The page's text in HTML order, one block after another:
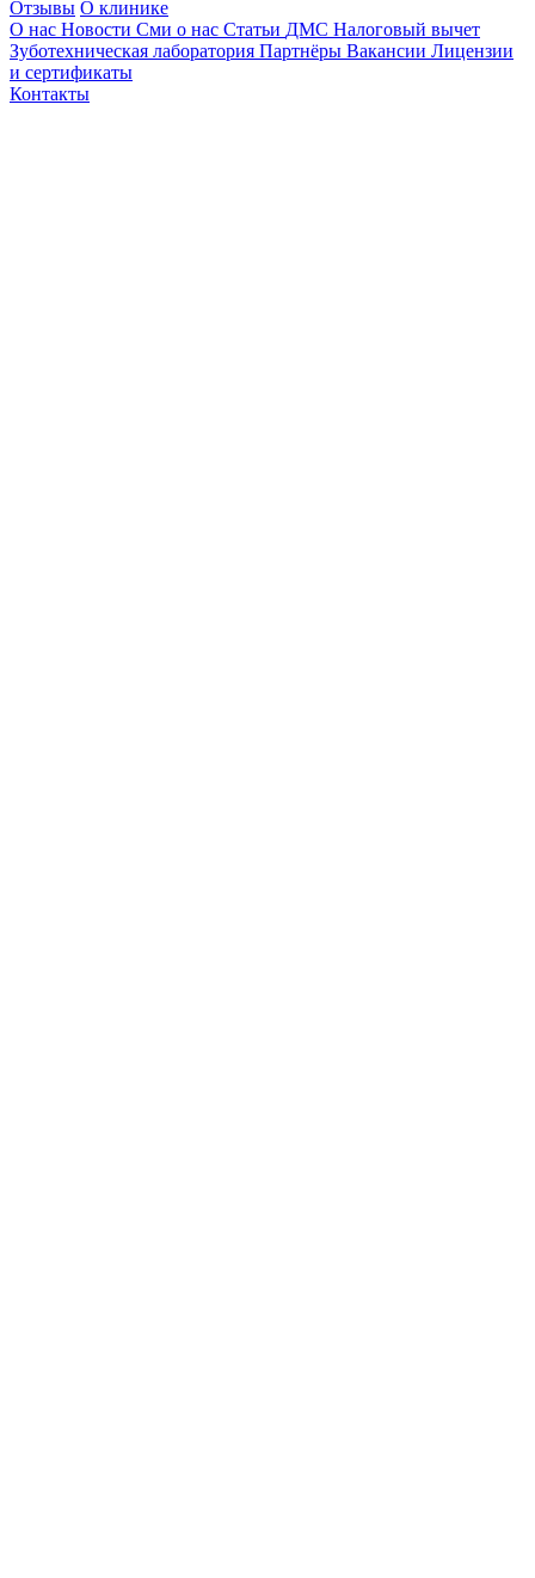
Отзывы О клинике
О нас Новости Сми о нас Статьи ДМС Налоговый вычет
Зуботехническая лаборатория Партнёры Вакансии Лицензии
и сертификаты
Контакты